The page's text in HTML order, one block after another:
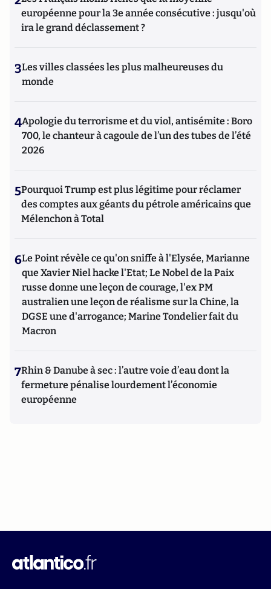
européenne pour la 3e année consécutive : jusqu'où
ira le grand déclassement ?
3Les villes classées les plus malheureuses du
monde
4Apologie du terrorisme et du viol, antisémite : Boro
700, le chanteur à cagoule de l’un des tubes de l’été
2026
5Pourquoi Trump est plus légitime pour réclamer
des comptes aux géants du pétrole américains que
Mélenchon à Total
6Le Point révèle ce qu'on sniffe à l'Elysée, Marianne
que Xavier Niel hacke l'Etat; Le Nobel de la Paix
russe donne une leçon de courage, l'ex PM
australien une leçon de réalisme sur la Chine, la
DGSE une d'arrogance; Marine Tondelier fait du
Macron
7Rhin & Danube à sec : l’autre voie d’eau dont la
fermeture pénalise lourdement l’économie
européenne